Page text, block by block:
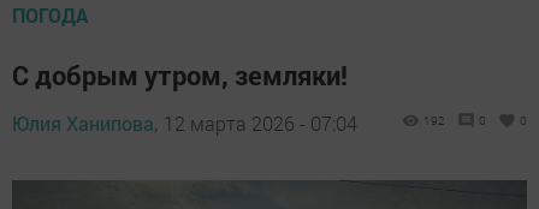
ПОГОДА
С добрым утром, земляки!
Юлия Ханипова, 12 марта 2026 - 07:04 192 0 0